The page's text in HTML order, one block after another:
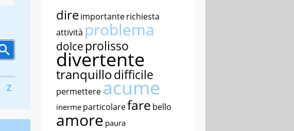
Z
direimportanterichiesta
attività problema
dolce prolisso
divertente
tranquillodifficile
permettereacume
inerme particolarefare bello
amore paura